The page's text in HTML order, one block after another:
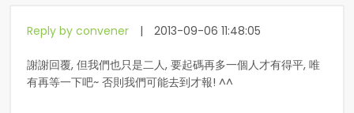
Reply by convener | 2013-09-06 11:48:05
謝謝回覆, 但我們也只是二人, 要起碼再多一個人才有得平, 唯
有再等一下吧~ 否則我們可能去到才報! ^^